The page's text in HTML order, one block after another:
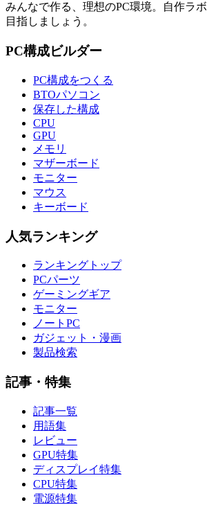
みんなで作る、理想のPC環境。 自作ラボ
目指しましょう。
PC構成ビルダー
PC構成をつくる
BTOパソコン
保存した構成
CPU
GPU
メモリ
マザーボード
モニター
マウス
キーボード
人気ランキング
ランキングトップ
PCパーツ
ゲーミングギア
モニター
ノートPC
ガジェット・漫画
製品検索
記事・特集
記事一覧
用語集
レビュー
GPU特集
ディスプレイ特集
CPU特集
電源特集